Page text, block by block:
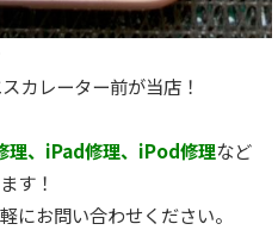
カレーター前が当店！
、iPad修理、iPod修理など
す！
にお問い合わせください。